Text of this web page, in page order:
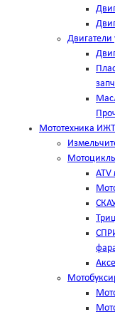
Двигатели
Мототехника